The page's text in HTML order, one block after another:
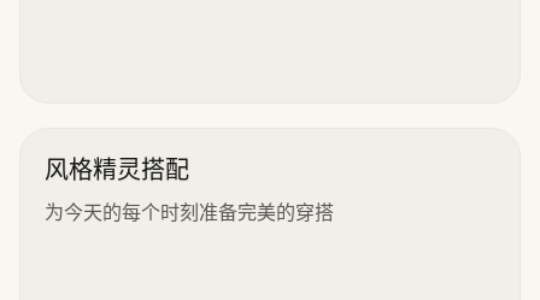
风格精灵搭配
为今天的每个时刻准备完美的穿搭